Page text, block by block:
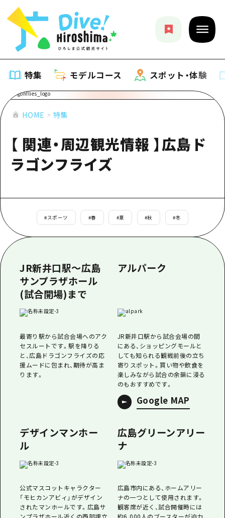
特集 モデルコース スポット・体験
特集
特集一覧
おすすめ
イベント・祭り
グルメ・酒
ショッピング
スポーツ
ナイトライフ
学び・体験
定番
モデルコース
モデルコース一覧
広島もしもトラベル
安芸
備後
芸北
宮島周辺
山口県東部
半日
スポット・体験
スポット・体験一覧
広島市周辺
安芸
備北
芸北
山口県東部
愛媛県
イベント
お役立ち情報
お役立ち情報一覧
施設の混雑状況のお知らせ
お得な周遊チケット
手荷物預かり・配送サービス
広島おもてなしパス
HIROSHIMA FREE Wi-Fi
広島県を訪れる外国人旅行者向け情報一
ボランティアガイド
ユニバーサルツーリズム
HOME
新着情報
お問い合わせ
事業者・学校関係者の皆さま
HOME 特集
【 関連・周辺観光情報 】広島ド
ラゴンフライズ
#スポーツ #春 #夏 #秋 #冬
JR新井口駅〜広島
サンプラザホール
(試合開場)まで
最寄り駅から試合会場へのアク
セスルートです。駅を降りる
と、広島ドラゴンフライズの応
援ムードに包まれ、期待が高ま
ります。
アルパーク
JR新井口駅から試合会場の間
にある、ショッピングモールと
しても知られる観戦前後の立ち
寄りスポット。買い物や飲食を
楽しみながら試合の余韻に浸る
のもおすすめです。
Google MAP
デザインマンホー
ル
公式マスコットキャラクター
「モヒカンアビィ」がデザイン
されたマンホールです。広島サ
広島グリーンアリー
ナ
広島市内にある、ホームアリー
ナの一つとして使用されます。
観客席が近く、試合開催時には